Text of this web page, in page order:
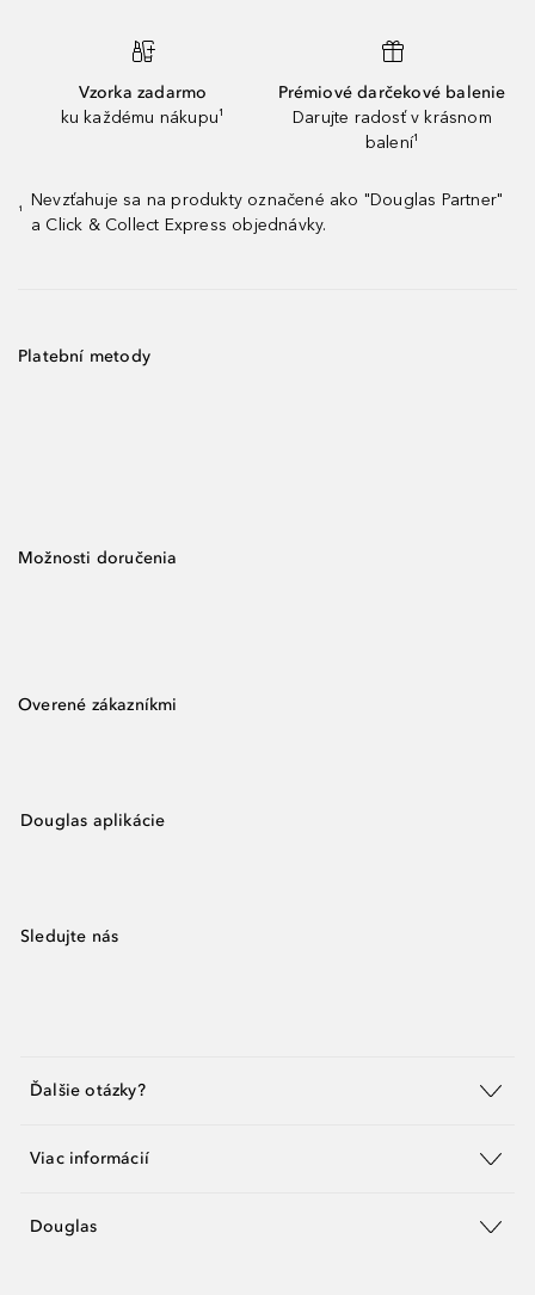
Vzorka zadarmo
ku každému nákupu¹
Prémiové darčekové balenie
Darujte radosť v krásnom
balení¹
¹
Nevzťahuje sa na produkty označené ako "Douglas Partner"
a Click & Collect Express objednávky.
Platební metody
Možnosti doručenia
Overené zákazníkmi
Douglas aplikácie
Sledujte nás
Ďalšie otázky?
Viac informácií
Douglas